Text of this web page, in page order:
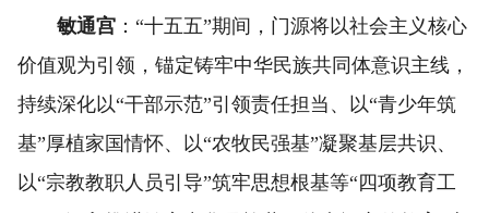
敏通宫 ：“十五五”期间，门源将以社会主义核心
价值观为引领，锚定铸牢中华民族共同体意识主线，
持续深化以“干部示范”引领责任担当、以“青少年筑
基”厚植家国情怀、以“农牧民强基”凝聚基层共识、
以“宗教教职人员引导”筑牢思想根基等“四项教育工